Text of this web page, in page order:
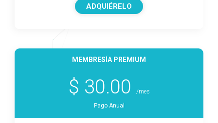
ADQUIÉRELO
MEMBRESÍA PREMIUM
$ 30.00 /mes
Pago Anual